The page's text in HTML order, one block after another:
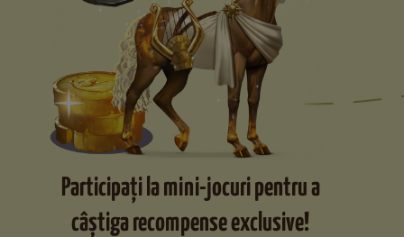
Participaţi la mini-jocuri pentru a
câștiga recompense exclusive!